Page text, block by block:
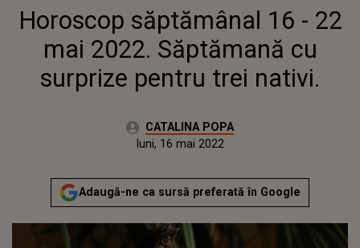
SĂPTĂMANĂ CU SURPRIZE PENTRU TREI
NATIVI.
Horoscop săptămânal 16 - 22
mai 2022. Săptămană cu
surprize pentru trei nativi.
Autor:CATALINA POPA
Actualizat:
luni, 16 mai 2022
Adaugă-ne ca sursă preferată în Google